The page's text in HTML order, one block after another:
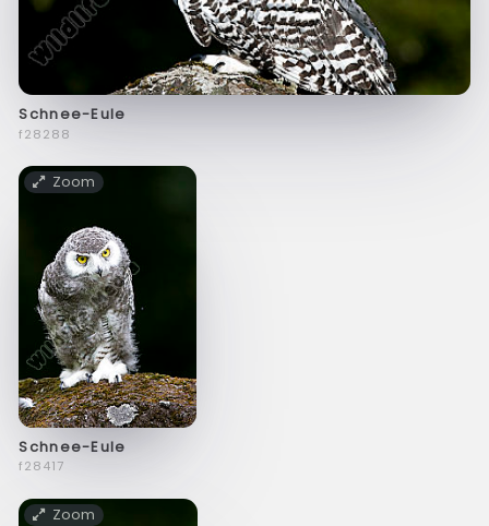
Schnee-Eule
f28288
Zoom
Schnee-Eule
f28417
Zoom